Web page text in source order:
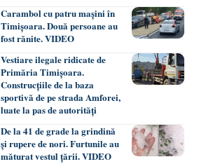
Carambol cu patru mașini în
Timișoara. Două persoane au
fost rănite. VIDEO
Vestiare ilegale ridicate de
Primăria Timișoara.
Construcțiile de la baza
sportivă de pe strada Amforei,
luate la pas de autorități
De la 41 de grade la grindină
și rupere de nori. Furtunile au
măturat vestul țării. VIDEO